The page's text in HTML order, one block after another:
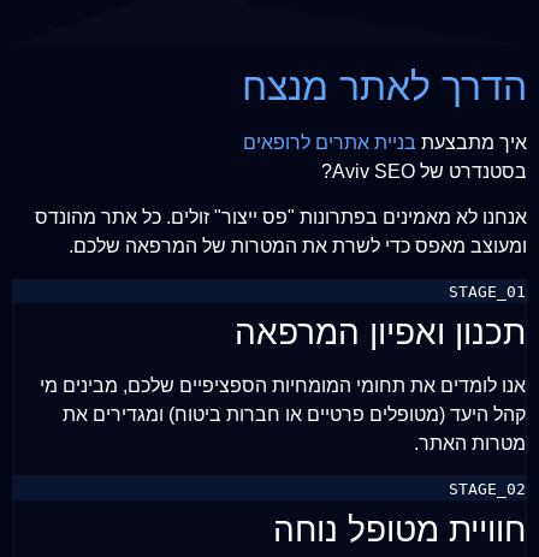
הדרך לאתר מנצח
איך מתבצעת בניית אתרים לרופאים
בסטנדרט של Aviv SEO?
אנחנו לא מאמינים בפתרונות "פס ייצור" זולים. כל אתר מהונדס
ומעוצב מאפס כדי לשרת את המטרות של המרפאה שלכם.
STAGE_01
תכנון ואפיון המרפאה
אנו לומדים את תחומי המומחיות הספציפיים שלכם, מבינים מי
קהל היעד (מטופלים פרטיים או חברות ביטוח) ומגדירים את
מטרות האתר.
STAGE_02
חוויית מטופל נוחה